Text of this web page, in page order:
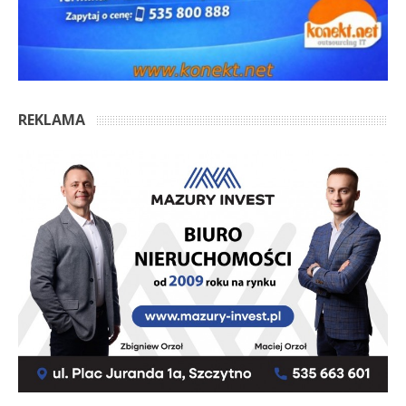
REKLAMA